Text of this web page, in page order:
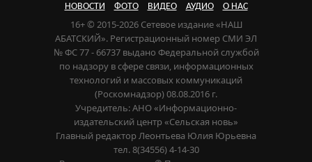
НОВОСТИ ФОТО ВИДЕО АУДИО О НАС
16+ © 2015-2026 Сетевое издание «НАШ
АБАТСКИЙ». Регистрационный номер СМИ ЭЛ
№ ФС 77 - 66737 выдано Федеральной службой
по надзору в сфере связи, информационных
технологий и массовых коммуникаций
(Роскомнадзор) 08.08.2016 г.
Учредитель: АНО «Информационно-
издательский центр «Сельская новь»
Главный редактор Леонтьева Юлия Юрьевна
тел. 8(34556) 4-14-30